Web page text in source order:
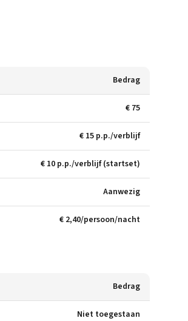
Bedrag
€ 75
€ 15 p.p./verblijf
€ 10 p.p./verblijf (startset)
Aanwezig
€ 2,40/persoon/nacht
Bedrag
Niet toegestaan